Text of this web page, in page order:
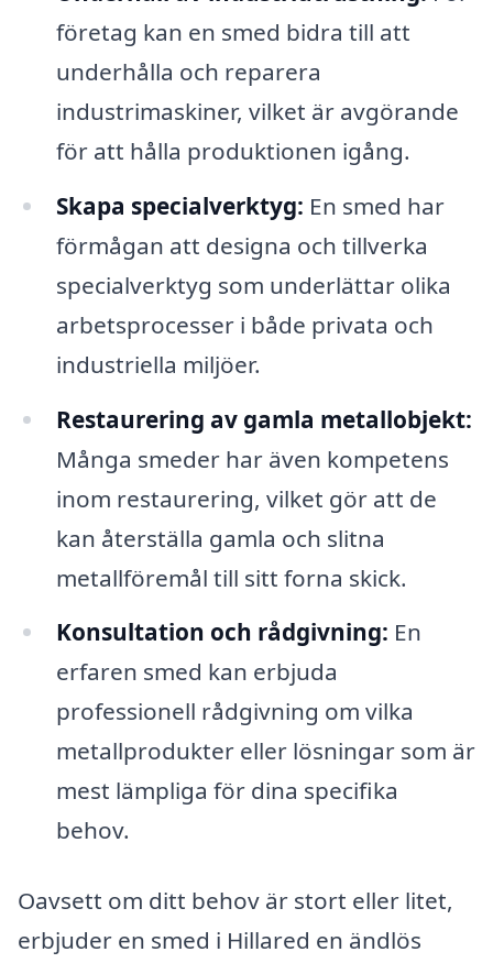
företag kan en smed bidra till att
underhålla och reparera
industrimaskiner, vilket är avgörande
för att hålla produktionen igång.
Skapa specialverktyg: En smed har
förmågan att designa och tillverka
specialverktyg som underlättar olika
arbetsprocesser i både privata och
industriella miljöer.
Restaurering av gamla metallobjekt:
Många smeder har även kompetens
inom restaurering, vilket gör att de
kan återställa gamla och slitna
metallföremål till sitt forna skick.
Konsultation och rådgivning: En
erfaren smed kan erbjuda
professionell rådgivning om vilka
metallprodukter eller lösningar som är
mest lämpliga för dina specifika
behov.
Oavsett om ditt behov är stort eller litet,
erbjuder en smed i Hillared en ändlös